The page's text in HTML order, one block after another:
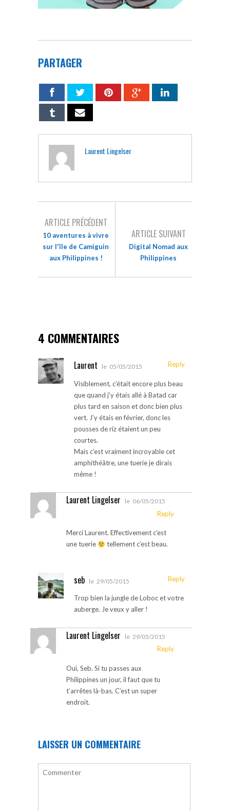
PARTAGER
Laurent Lingelser
ARTICLE PRÉCÉDENT
10 aventures à vivre
sur l'île de Camiguin
aux Philippines !
ARTICLE SUIVANT
Digital Nomad aux
Philippines
4 COMMENTAIRES
Laurent le 05/05/2015 Reply
Visiblement, c’était encore plus beau
que quand j’y étais allé à Batad car
plus tard en saison et donc bien plus
vert. J’y étais en février, donc les
pousses de riz étaient un peu
courtes.
Mais c’est vraiment incroyable cet
amphithéâtre, une tuerie je dirais
même !
Laurent Lingelser le 06/05/2015
Reply
Merci Laurent. Effectivement c’est
une tuerie
tellement c’est beau.
seb le 29/05/2015 Reply
Trop bien la jungle de Loboc et votre
auberge. Je veux y aller !
Laurent Lingelser le 29/05/2015
Reply
Oui, Seb. Si tu passes aux
Philippines un jour, il faut que tu
t’arrêtes là-bas. C’est un super
endroit.
LAISSER UN COMMENTAIRE